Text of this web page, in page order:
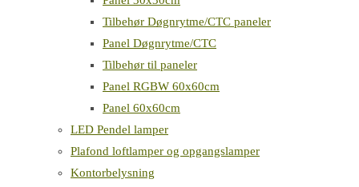
Tilbehør Døgnrytme/CTC paneler
Panel Døgnrytme/CTC
Tilbehør til paneler
Panel RGBW 60x60cm
Panel 60x60cm
LED Pendel lamper
Plafond loftlamper og opgangslamper
Kontorbelysning